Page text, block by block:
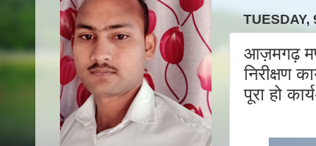
TUESDAY,
आज़मगढ़
निरीक्षण
पूरा हो